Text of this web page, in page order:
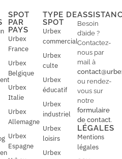
SPOT
PAR
PAYS
Urbex
France
Urbex
Belgique
Urbex
Italie
Urbex
Allemagne
Urbex
Espagne
TYPE DE
SPOT
Urbex
commercial
Urbex
culte
Urbex
éducatif
Urbex
industriel
Urbex
loisirs
Urbex
Besoin
d’aide ?
Contactez-
nous par
mail à
ou rendez-
vous sur
notre
formulaire
de contact.
LÉGALES
Mentions
légales